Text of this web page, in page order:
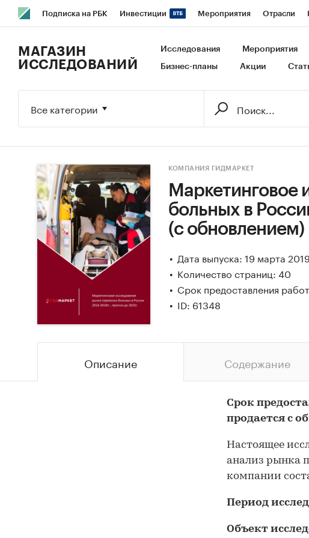
Подписка на РБК Инвестиции Мероприятия Отрасли
Исследования Кредитные рейтинги Франшизы Газета
МАГАЗИН
ИССЛЕДОВАНИЙ
Исследования Мероприятия
Бизнес-планы Акции
Все категории
КОМПАНИЯ ГИДМАРКЕТ
Маркетинговое
больных в
(с обновлением)
Дата выпуска: 19 марта 2019
Количество страниц: 40
Срок предоставления
ID: 61348
Описание Содержание
Срок
продается с
Настоящее
анализ рынка
компании
Период
Объект